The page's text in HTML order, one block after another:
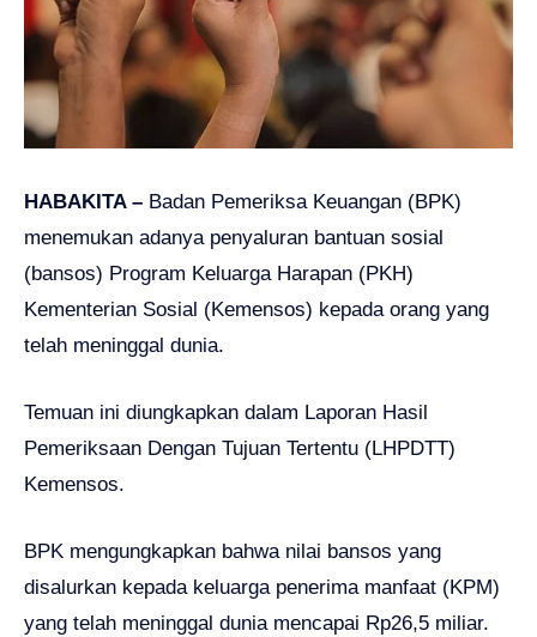
HABAKITA – Badan Pemeriksa Keuangan (BPK)
menemukan adanya penyaluran bantuan sosial
(bansos) Program Keluarga Harapan (PKH)
Kementerian Sosial (Kemensos) kepada orang yang
telah meninggal dunia.
Temuan ini diungkapkan dalam Laporan Hasil
Pemeriksaan Dengan Tujuan Tertentu (LHPDTT)
Kemensos.
BPK mengungkapkan bahwa nilai bansos yang
disalurkan kepada keluarga penerima manfaat (KPM)
yang telah meninggal dunia mencapai Rp26,5 miliar.